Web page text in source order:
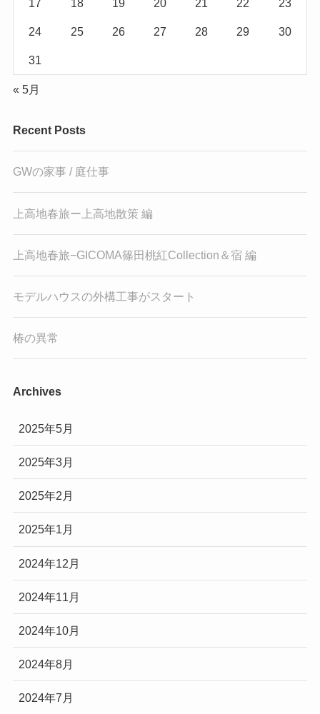
17 18 19 20 21 22 23
24 25 26 27 28 29 30
31
« 5月
Recent Posts
GWの家事 / 庭仕事
上高地春旅ー上高地散策 編
上高地春旅−GICOMA篠田桃紅Collection＆宿 編
モデルハウスの外構工事がスタート
椿の異常
Archives
2025年5月
2025年3月
2025年2月
2025年1月
2024年12月
2024年11月
2024年10月
2024年8月
2024年7月